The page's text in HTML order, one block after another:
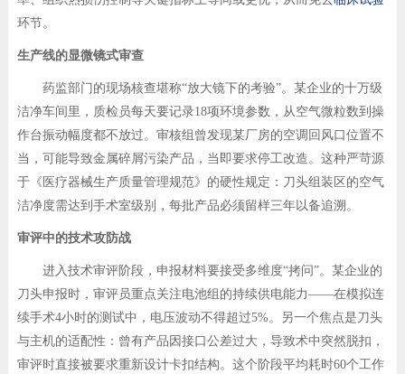
环节。
​生产线的显微镜式审查
药监部门的现场核查堪称“放大镜下的考验”。某企业的十万级
洁净车间里，质检员每天要记录18项环境参数，从空气微粒数到操
作台振动幅度都不放过。审核组曾发现某厂房的空调回风口位置不
当，可能导致金属碎屑污染产品，当即要求停工改造。这种严苛源
于《医疗器械生产质量管理规范》的硬性规定：刀头组装区的空气
洁净度需达到手术室级别，每批产品必须留样三年以备追溯。
​审评中的技术攻防战
进入技术审评阶段，申报材料要接受多维度“拷问”。某企业的
刀头申报时，审评员重点关注电池组的持续供电能力——在模拟连
续手术4小时的测试中，电压波动不得超过5%。另一个焦点是刀头
与主机的适配性：曾有产品因接口公差过大，导致术中突然脱扣，
审评时直接被要求重新设计卡扣结构。这个阶段平均耗时60个工作